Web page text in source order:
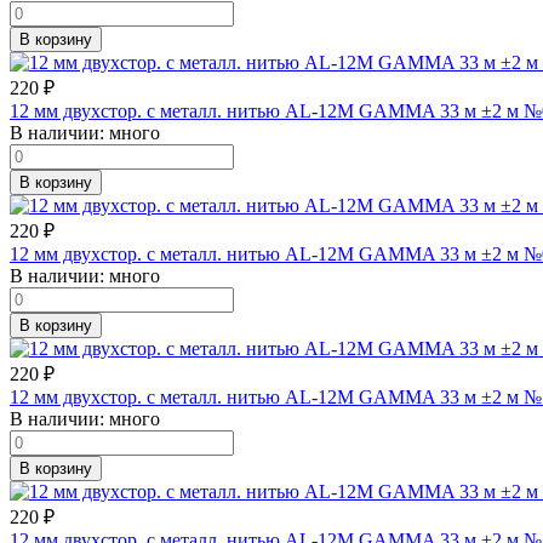
В корзину
220 ₽
12 мм двухстор. с металл. нитью AL-12M GAMMA 33 м ±2 м
В наличии: много
В корзину
220 ₽
12 мм двухстор. с металл. нитью AL-12M GAMMA 33 м ±2 м
В наличии: много
В корзину
220 ₽
12 мм двухстор. с металл. нитью AL-12M GAMMA 33 м ±2 м
В наличии: много
В корзину
220 ₽